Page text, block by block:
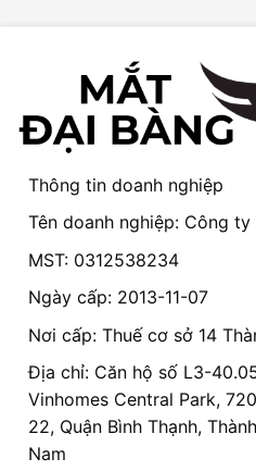
Thông tin doanh nghiệp
Tên doanh nghiệp: Công ty
MST: 0312538234
Ngày cấp: 2013-11-07
Nơi cấp: Thuế cơ sở 14
Địa chỉ: Căn hộ số L3-
Vinhomes Central Park,
22, Quận Bình Thạnh,
Nam